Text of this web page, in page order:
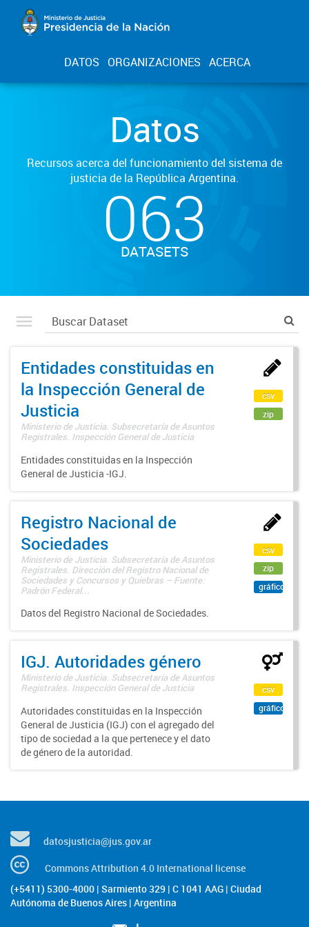
DATOS ORGANIZACIONES ACERCA
Datos
Recursos acerca del funcionamiento del sistema de
justicia de la República Argentina.
063
DATASETS
Entidades constituidas en
la Inspección General de
Justicia
Ministerio de Justicia. Subsecretaría de Asuntos
Registrales. Inspección General de Justicia
Entidades constituidas en la Inspección
General de Justicia -IGJ.
csv
zip
Registro Nacional de
Sociedades
Ministerio de Justicia. Subsecretaría de Asuntos
Registrales. Dirección del Registro Nacional de
Sociedades y Concursos y Quiebras – Fuente:
Padrón Federal...
Datos del Registro Nacional de Sociedades.
csv
zip
gráfico
IGJ. Autoridades género
Ministerio de Justicia. Subsecretaría de Asuntos
Registrales. Inspección General de Justicia
Autoridades constituidas en la Inspección
General de Justicia (IGJ) con el agregado del
tipo de sociedad a la que pertenece y el dato
de género de la autoridad.
csv
gráfico
datosjusticia@jus.gov.ar
Commons Attribution 4.0 International license
(+5411) 5300-4000 | Sarmiento 329 | C 1041 AAG | Ciudad
Autónoma de Buenos Aires | Argentina